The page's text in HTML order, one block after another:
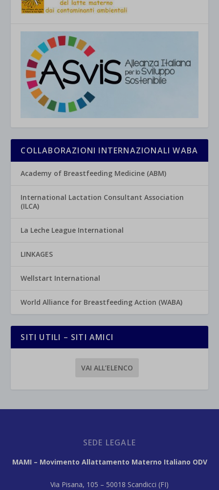
COLLABORAZIONI INTERNAZIONALI WABA
Academy of Breastfeeding Medicine (ABM)
International Lactation Consultant Association
(ILCA)
La Leche League International
LINKAGES
Wellstart International
World Alliance for Breastfeeding Action (WABA)
SITI UTILI – SITI AMICI
VAI ALL’ELENCO
SEDE LEGALE
MAMI – Movimento Allattamento Materno Italiano ODV
Via Pisana, 105 – 50018 Scandicci (FI)